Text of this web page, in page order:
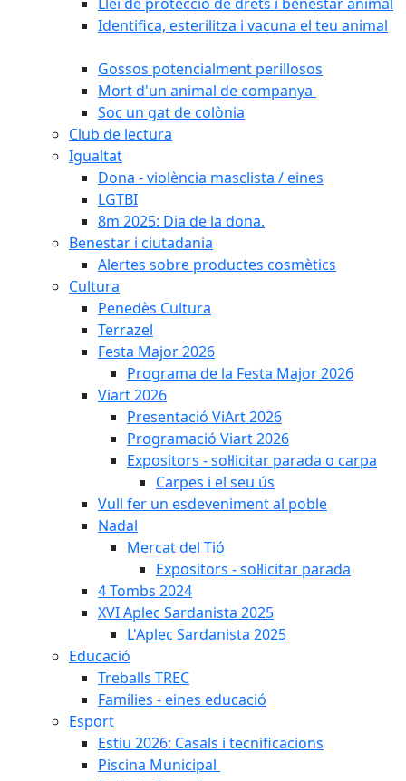
Identifica, esterilitza i vacuna el teu animal
Gossos potencialment perillosos
Mort d'un animal de companya
Soc un gat de colònia
Club de lectura
Igualtat
Dona - violència masclista / eines
LGTBI
8m 2025: Dia de la dona.
Benestar i ciutadania
Alertes sobre productes cosmètics
Cultura
Penedès Cultura
Terrazel
Festa Major 2026
Programa de la Festa Major 2026
Viart 2026
Presentació ViArt 2026
Programació Viart 2026
Expositors - sol·licitar parada o carpa
Carpes i el seu ús
Vull fer un esdeveniment al poble
Nadal
Mercat del Tió
Expositors - sol·licitar parada
4 Tombs 2024
XVI Aplec Sardanista 2025
L'Aplec Sardanista 2025
Educació
Treballs TREC
Famílies - eines educació
Esport
Estiu 2026: Casals i tecnificacions
Piscina Municipal